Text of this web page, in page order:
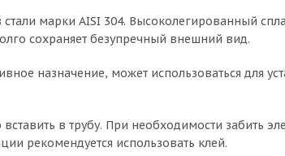
марки AISI 304. Высоколегированный
сохраняет безупречный внешний вид.
назначение, может использоваться для
вставить в трубу. При необходимости
рекомендуется использовать клей.